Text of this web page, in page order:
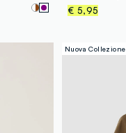
€ 5,95
Nuova Collezione